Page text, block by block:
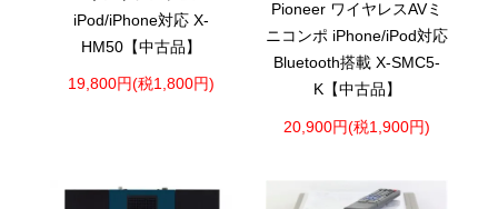
iPod/iPhone対応 X-
HM50【中古品】
19,800円(税1,800円)
Pioneer ワイヤレスAVミ
ニコンポ iPhone/iPod対応
Bluetooth搭載 X-SMC5-
K【中古品】
20,900円(税1,900円)